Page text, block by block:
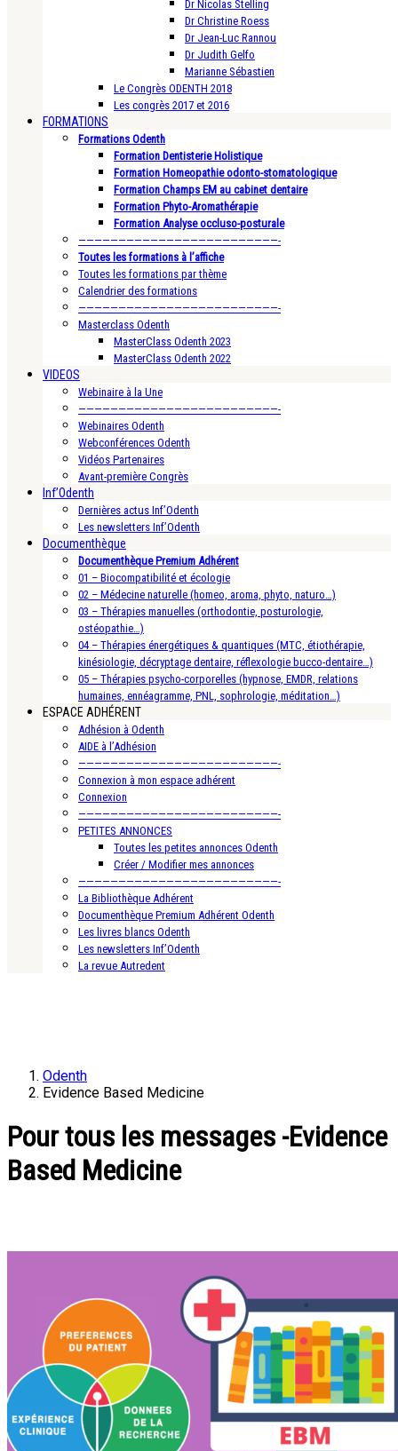
Dr Nicolas Stelling
Dr Christine Roess
Dr Jean-Luc Rannou
Dr Judith Gelfo
Marianne Sébastien
Le Congrès ODENTH 2018
Les congrès 2017 et 2016
FORMATIONS
Formations Odenth
Formation Dentisterie Holistique
Formation Homeopathie odonto-stomatologique
Formation Champs EM au cabinet dentaire
Formation Phyto-Aromathérapie
Formation Analyse occluso-posturale
—————————————————————————-
Toutes les formations à l’affiche
Toutes les formations par thème
Calendrier des formations
—————————————————————————-
Masterclass Odenth
MasterClass Odenth 2023
MasterClass Odenth 2022
VIDEOS
Webinaire à la Une
—————————————————————————-
Webinaires Odenth
Webconférences Odenth
Vidéos Partenaires
Avant-première Congrès
Inf’Odenth
Dernières actus Inf’Odenth
Les newsletters Inf’Odenth
Documenthèque
Documenthèque Premium Adhérent
01 – Biocompatibilité et écologie
02 – Médecine naturelle (homeo, aroma, phyto, naturo…)
03 – Thérapies manuelles (orthodontie, posturologie,
ostéopathie…)
04 – Thérapies énergétiques & quantiques (MTC, étiothérapie,
kinésiologie, décryptage dentaire, réflexologie bucco-dentaire…)
05 – Thérapies psycho-corporelles (hypnose, EMDR, relations
humaines, ennéagramme, PNL, sophrologie, méditation…)
ESPACE ADHÉRENT
Adhésion à Odenth
AIDE à l’Adhésion
—————————————————————————-
Connexion à mon espace adhérent
Connexion
—————————————————————————-
PETITES ANNONCES
Toutes les petites annonces Odenth
Créer / Modifier mes annonces
—————————————————————————-
La Bibliothèque Adhérent
Documenthèque Premium Adhérent Odenth
Les livres blancs Odenth
Les newsletters Inf’Odenth
La revue Autredent
Odenth
Evidence Based Medicine
Pour tous les messages -Evidence
Based Medicine